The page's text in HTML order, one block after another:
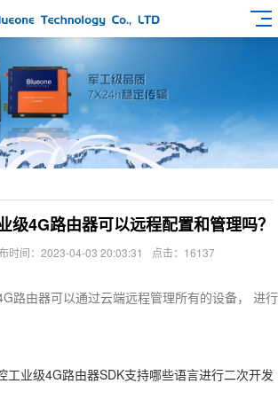
级4G路由器可以远程配置和管理吗？
时间：2023-04-03 20:03:31 点击：16137
路由器可以通过云端远程管理所有的设备， 进
工业级4G路由器SDK支持哪些语言进行二次开发